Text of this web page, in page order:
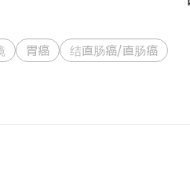
胃镜检查＞・男性【东京・八
心】胃癌 结直肠癌/直肠癌